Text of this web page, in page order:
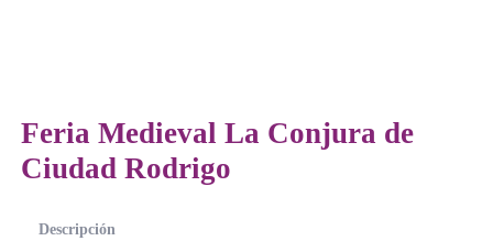
Feria Medieval La Conjura de
Ciudad Rodrigo
Descripción